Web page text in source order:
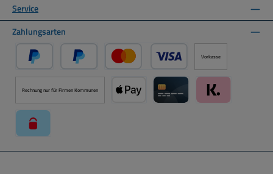
Service
Zahlungsarten
PayPal Später Bezahlen über PayPalKredit- oder Debitkarte über PayPal
Vorkasse
Rechnung nur für Firmen Kommunen